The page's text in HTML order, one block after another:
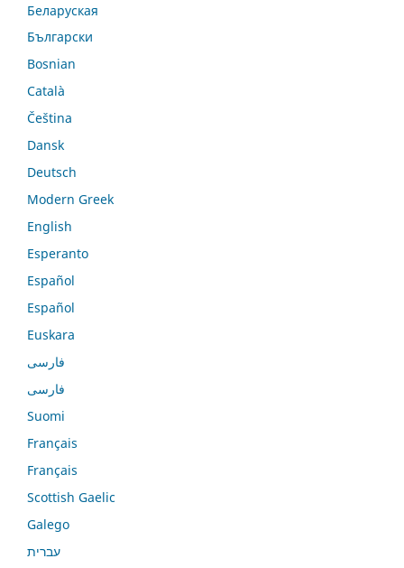
Беларуская
Български
Bosnian
Català
Čeština
Dansk
Deutsch
Modern Greek
English
Esperanto
Español
Español
Euskara
فارسی
فارسی
Suomi
Français
Français
Scottish Gaelic
Galego
עברית